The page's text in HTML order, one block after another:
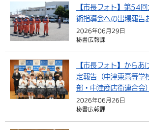
英語（English） 中
中国語（繁体字）
組織案内
福祉・介護 健康・予防
税金 住宅・イ
選挙 外国人の
入札・契約 産業・雇用
農林水産業 税金
子育て・教育
施設情報 子どもを預
相談・支援・情報 計画・施策
観光・移住
観光なび スポット
遊ぶ・体験する グルメ・食
買う・おみやげ 四季のイベ
市政情報
中津市について 市役所の紹
地方創生・地域活性化 広報・広聴
【市長フォト】第54
術指導会への出場報告
2026年06月29日
秘書広報課
【市長フォト】からあ
定報告（中津東高等学
部・中津商店街連合会）
2026年06月26日
秘書広報課